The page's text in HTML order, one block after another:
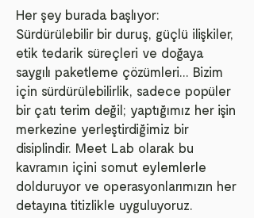
Her şey burada başlıyor:
Sürdürülebilir bir duruş, güçlü ilişkiler,
etik tedarik süreçleri ve doğaya
saygılı paketleme çözümleri... Bizim
için sürdürülebilirlik, sadece popüler
bir çatı terim değil; yaptığımız her işin
merkezine yerleştirdiğimiz bir
disiplindir. Meet Lab olarak bu
kavramın içini somut eylemlerle
dolduruyor ve operasyonlarımızın her
detayına titizlikle uyguluyoruz.